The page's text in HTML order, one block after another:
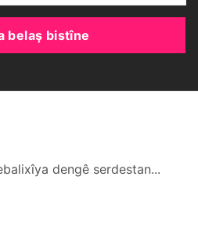
belaş bistîne
dengê serdestan...